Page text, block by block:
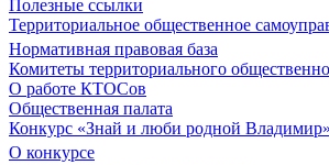
Полезные ссылки
Территориальное общественное
Нормативная правовая база
Комитеты территориального
О работе КТОСов
Общественная палата
Конкурс «Знай и люби родной Владимир»
О конкурсе